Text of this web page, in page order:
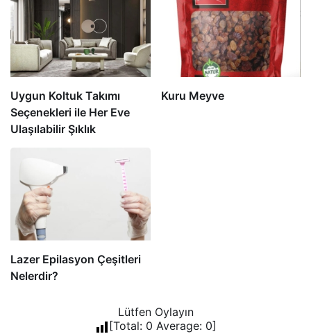
Uygun Koltuk Takımı
Seçenekleri ile Her Eve
Ulaşılabilir Şıklık
Kuru Meyve
Lazer Epilasyon Çeşitleri
Nelerdir?
Lütfen Oylayın
[Total: 0 Average: 0]